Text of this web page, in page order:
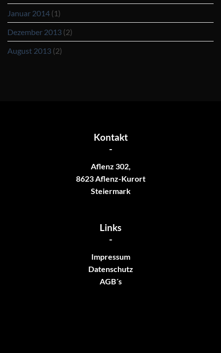
Januar 2014 (1)
Dezember 2013 (2)
August 2013 (2)
Kontakt
-
Aflenz 302,
8623 Aflenz-Kurort
Steiermark
Links
-
Impressum
Datenschutz
AGB´s